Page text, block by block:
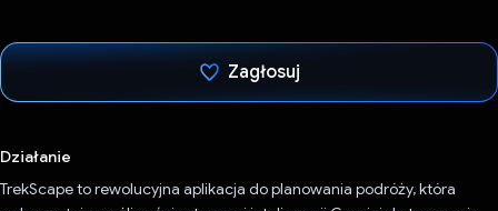
Zagłosuj
Działanie
TrekScape to rewolucyjna aplikacja do planowania podróży, która